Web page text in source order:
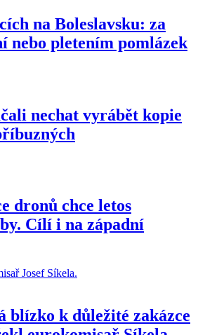
na Boleslavsku: za
nebo pletením pomlázek
nechat vyrábět kopie
dronů chce letos
Cílí i na západní
blízko k důležité zakázce